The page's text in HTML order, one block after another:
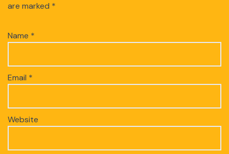
are marked *
Name *
Email *
Website